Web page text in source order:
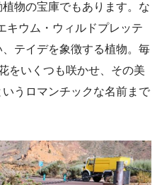
物の宝庫でもあります。な
キウム・ウィルドプレッテ
テイデを象徴する植物。毎
をいくつも咲かせ、その美
うロマンチックな名前まで